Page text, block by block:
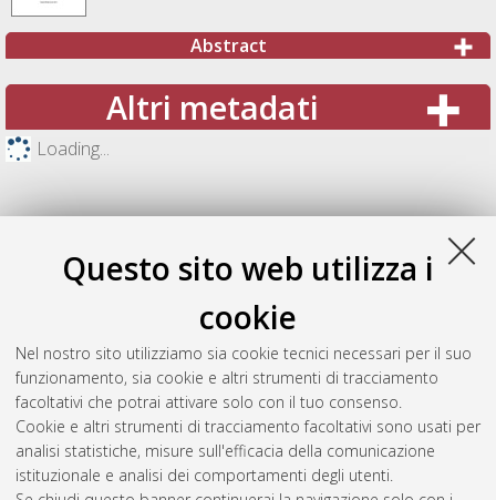
Questo sito web utilizza i
cookie
Nel nostro sito utilizziamo sia cookie tecnici necessari per il suo
funzionamento, sia cookie e altri strumenti di tracciamento
facoltativi che potrai attivare solo con il tuo consenso.
Cookie e altri strumenti di tracciamento facoltativi sono usati per
analisi statistiche, misure sull'efficacia della comunicazione
istituzionale e analisi dei comportamenti degli utenti.
Abstract
Altri metadati
Loading...
Gestione del documento: